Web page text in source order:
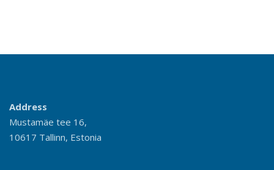
Address
Mustamäe tee 16,
10617 Tallinn, Estonia